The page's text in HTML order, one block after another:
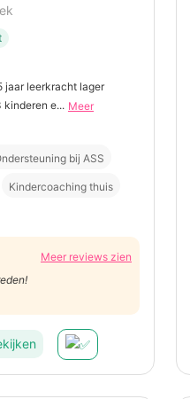
jaar leerkracht lager
kinderen e... Meer
bij ASS
Kindercoaching thuis
Meer reviews zien